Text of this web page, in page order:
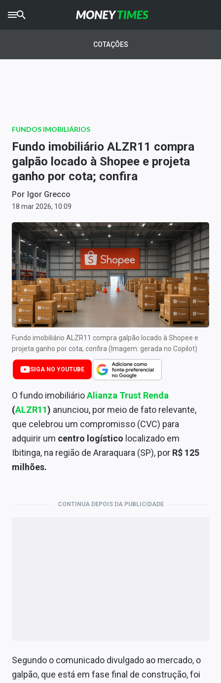
AGROTIMES
Newsletters
Money Trader
Anuncie
Últimas Notícias
Newsletters
Cotações
Comprar ou vender?
Carteiras Recomendadas
Central de Dividendos
Central de Fundos Imobiliários
Central dos IPOs
Renda Fixa
Mercados
Economia
Empresas
Sobre
COTAÇÕES
FUNDOS IMOBILIÁRIOS
Fundo imobiliário ALZR11 compra
galpão locado à Shopee e projeta
ganho por cota; confira
Por Igor Grecco
18 mar 2026, 10:09
Fundo imobiliário ALZR11 compra galpão locado à Shopee e
projeta ganho por cota; confira (Imagem: gerada no Copilot)
SIGA NO YOUTUBE
O fundo imobiliárioAlianza Trust Renda
(ALZR11) anunciou, por meio de fato relevante,
que celebrou um compromisso (CVC) para
adquirir um centro logístico localizado em
Ibitinga, na região de Araraquara (SP), por R$ 125
milhões.
CONTINUA DEPOIS DA PUBLICIDADE
Segundo o comunicado divulgado ao mercado, o
galpão, que está em fase final de construção, foi